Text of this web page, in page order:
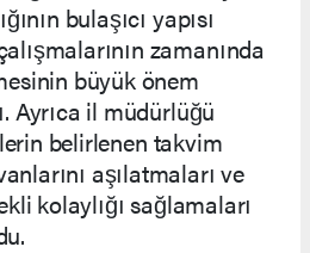
bulaşıcı yapısı
zamanında
büyük önem
Ayrıca il müdürlüğü
belirlenen takvim
aşılatmaları ve
kolaylığı sağlamaları